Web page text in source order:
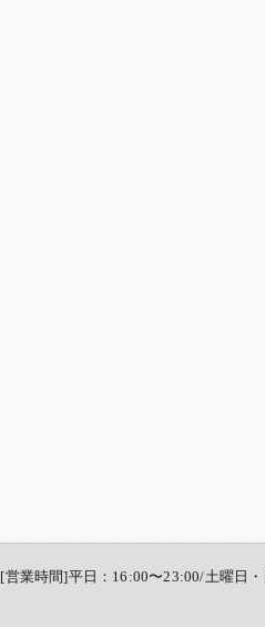
[営業時間]平日：16:00〜23:00/土曜日